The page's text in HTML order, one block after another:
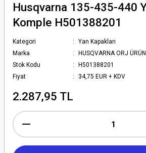
Husqvarna 135-435-440
Komple H501388201
Kategori
Yan Kapakları
Marka
HUSQVARNA ORJ ÜRÜN
Stok Kodu
H501388201
Fiyat
34,75 EUR + KDV
2.287,95 TL